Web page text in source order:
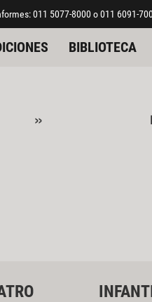
011 5077-8000 o 011 6091-
BIBLIOTECA
»